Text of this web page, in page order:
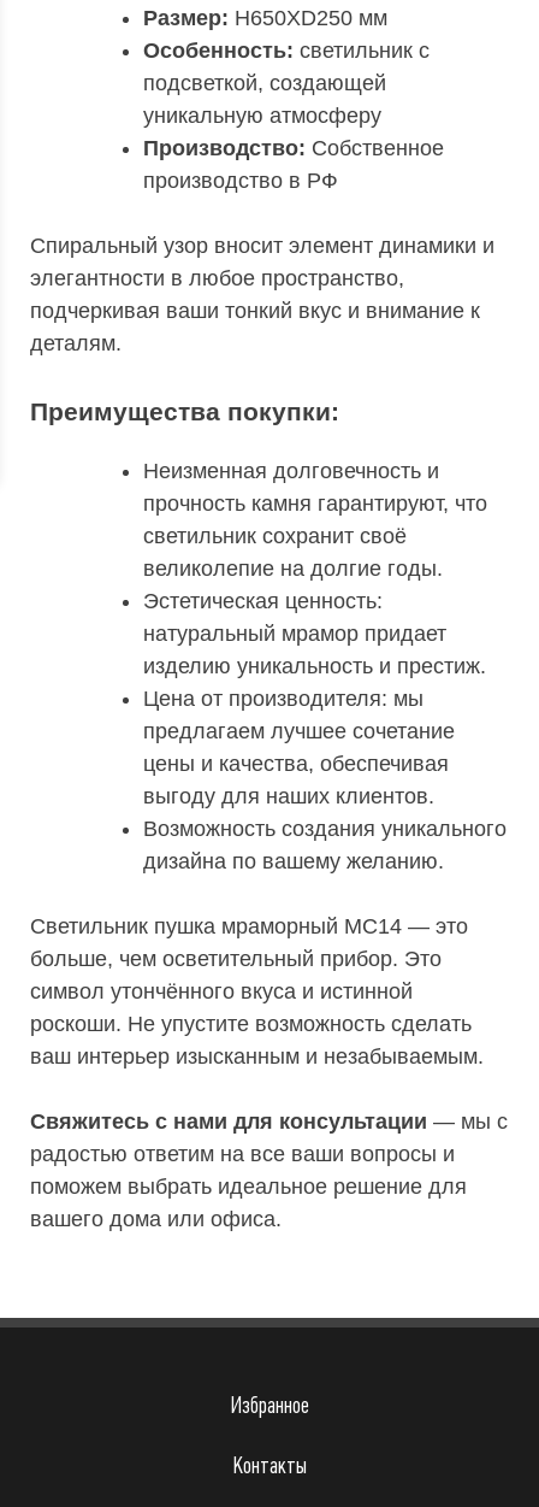
Размер: H650XD250 мм
Особенность: светильник с
подсветкой, создающей
уникальную атмосферу
Производство: Собственное
производство в РФ
Спиральный узор вносит элемент динамики и
элегантности в любое пространство,
подчеркивая ваши тонкий вкус и внимание к
деталям.
Преимущества покупки:
Неизменная долговечность и
прочность камня гарантируют, что
светильник сохранит своё
великолепие на долгие годы.
Эстетическая ценность:
натуральный мрамор придает
изделию уникальность и престиж.
Цена от производителя: мы
предлагаем лучшее сочетание
цены и качества, обеспечивая
выгоду для наших клиентов.
Возможность создания уникального
дизайна по вашему желанию.
Светильник пушка мраморный МС14 — это
больше, чем осветительный прибор. Это
символ утончённого вкуса и истинной
роскоши. Не упустите возможность сделать
ваш интерьер изысканным и незабываемым.
Свяжитесь с нами для консультации — мы с
радостью ответим на все ваши вопросы и
поможем выбрать идеальное решение для
вашего дома или офиса.
Избранное
Контакты